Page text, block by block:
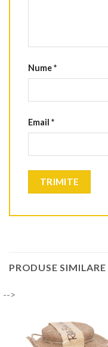
Nume*
Email *
PRODUSE SIMILARE
-->